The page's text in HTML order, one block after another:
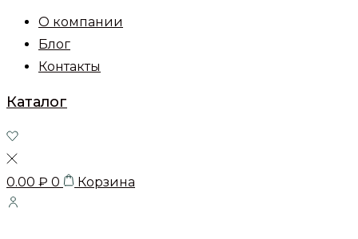
О компании
Блог
Контакты
Каталог
0.00 ₽ 0 Корзина